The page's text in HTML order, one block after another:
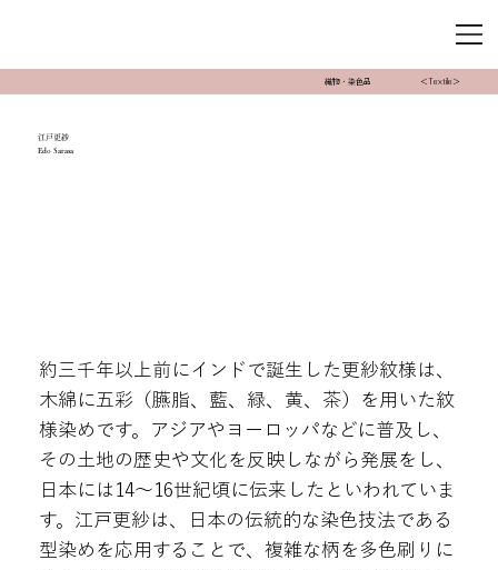
織物・染色品 ＜Textile＞
江戸更紗
Edo Sarasa
約三千年以上前にインドで誕生した更紗紋様は、
木綿に五彩（臙脂、藍、緑、黄、茶）を用いた紋
様染めです。アジアやヨーロッパなどに普及し、
その土地の歴史や文化を反映しながら発展をし、
日本には14〜16世紀頃に伝来したといわれていま
す。江戸更紗は、日本の伝統的な染色技法である
型染めを応用することで、複雑な柄を多色刷りに